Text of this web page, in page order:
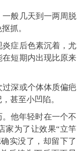
般几天到一两周脱
抓。
症后色素沉着，尤
短期内出现比原来
深或个体体质偏疤
甚至小凹陷。
他年轻时在一个不
家为了让效果“立竿
实没了，却留下了